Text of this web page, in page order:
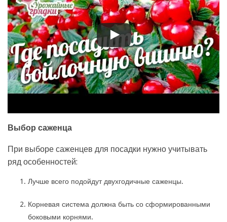
Выбор саженца
При выборе саженцев для посадки нужно учитывать
ряд особенностей:
Лучше всего подойдут двухгодичные саженцы.
Корневая система должна быть со сформированными
боковыми корнями.